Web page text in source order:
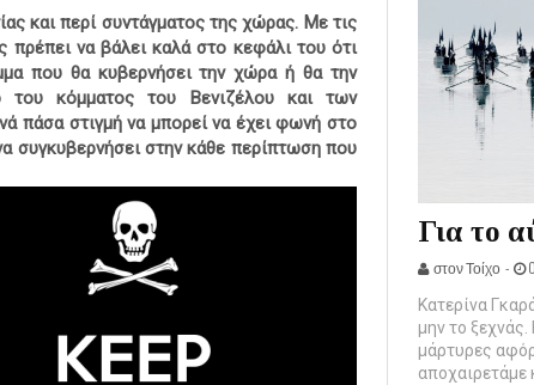
και περί συντάγματος της χώρας. Με τις
πρέπει να βάλει καλά στο κεφάλι του ότι
που θα κυβερνήσει την χώρα ή θα την
κόμματος του Βενιζέλου και των
πάσα στιγμή να μπορεί να έχει φωνή στο
συγκυβερνήσει στην κάθε περίπτωση που
Για το
στον Τοίχο -
Κατερίνα
μην το
μάρτυρες
αποχαιρετάμε